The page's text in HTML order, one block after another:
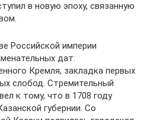
в новую эпоху, связанную
Российской империи
дат:
Кремля, закладка первых
слобод. Стремительный
к тому, что в 1708 году
губернии. Со